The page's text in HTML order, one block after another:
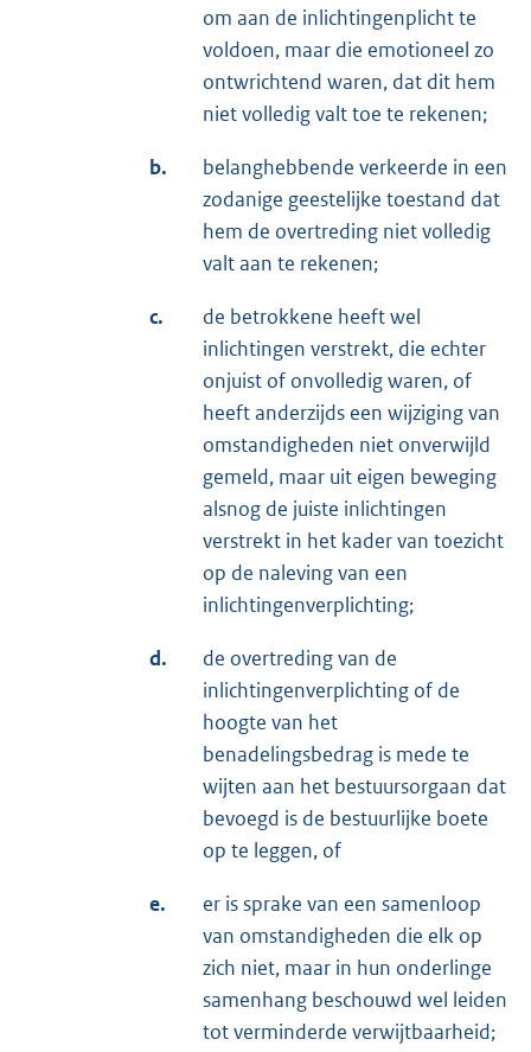
om aan de inlichtingenplicht te
voldoen, maar die emotioneel zo
ontwrichtend waren, dat dit hem
niet volledig valt toe te rekenen;
b.
belanghebbende verkeerde in een
zodanige geestelijke toestand dat
hem de overtreding niet volledig
valt aan te rekenen;
c.
de betrokkene heeft wel
inlichtingen verstrekt, die echter
onjuist of onvolledig waren, of
heeft anderzijds een wijziging van
omstandigheden niet onverwijld
gemeld, maar uit eigen beweging
alsnog de juiste inlichtingen
verstrekt in het kader van toezicht
op de naleving van een
inlichtingenverplichting;
d.
de overtreding van de
inlichtingenverplichting of de
hoogte van het
benadelingsbedrag is mede te
wijten aan het bestuursorgaan dat
bevoegd is de bestuurlijke boete
op te leggen, of
e.
er is sprake van een samenloop
van omstandigheden die elk op
zich niet, maar in hun onderlinge
samenhang beschouwd wel leiden
tot verminderde verwijtbaarheid;